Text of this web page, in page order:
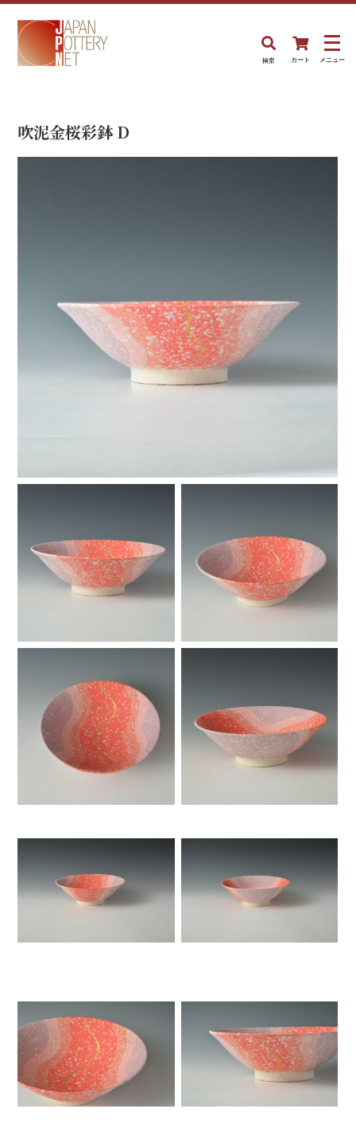
検索 カート メニュー
吹泥金桜彩鉢 D